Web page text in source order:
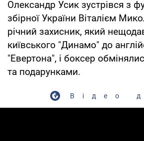
Олександр Усик зустрівся з
збірної України Віталієм
річний захисник, який
київського "Динамо" до
"Евертона", і боксер
та подарунками.
Відео